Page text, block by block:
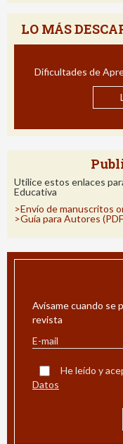
LO MÁS
Utilice estos enlaces
Educativa
>Envío de manuscritos
>Guía para Autores
Avísame cuando se
revista
He leído y
Datos